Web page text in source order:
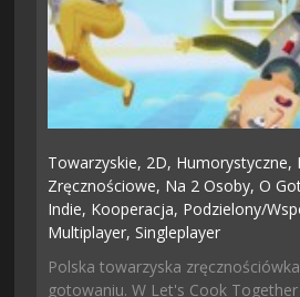
Towarzyskie, 2D, Humorystyczne,
Zręcznościowe, Na 2 Osoby,O
Indie, Kooperacja, Podzielony/
Multiplayer,Singleplayer
Polska towarzyska
gotowaniu. W Let's Cook